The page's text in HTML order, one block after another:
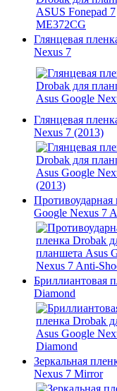
Глянцевая
Nexus 7
Глянцевая
Nexus 7 (2013)
Google Nexus 7
Бриллиантовая
Diamond
Зеркальная
Nexus 7 Mirror